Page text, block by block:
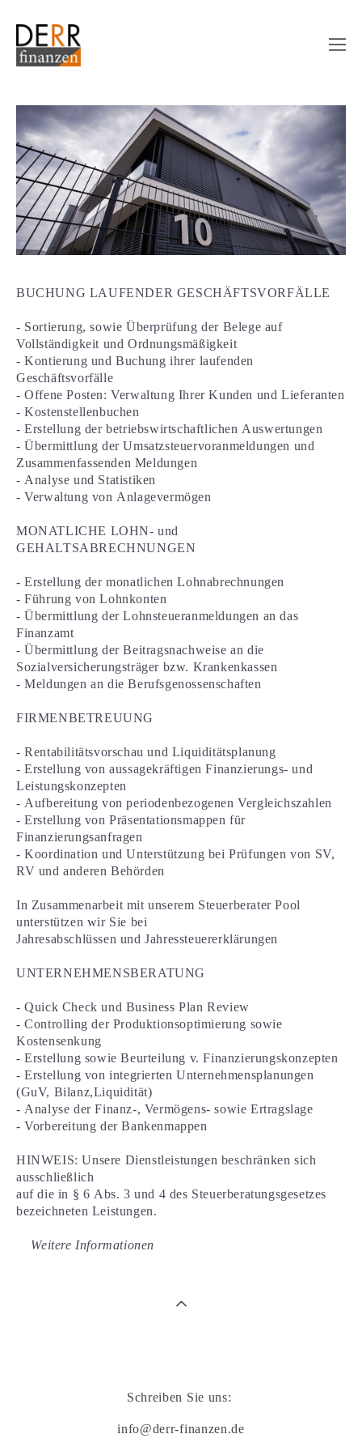
BUCHUNG LAUFENDER GESCHÄFTSVORFÄLLE
- Sortierung, sowie Überprüfung der Belege auf
Vollständigkeit und Ordnungsmäßigkeit
- Kontierung und Buchung ihrer laufenden
Geschäftsvorfälle
- Offene Posten: Verwaltung Ihrer Kunden und Lieferanten
- Kostenstellenbuchen
- Erstellung der betriebswirtschaftlichen Auswertungen
- Übermittlung der Umsatzsteuervoranmeldungen und
Zusammenfassenden Meldungen
- Analyse und Statistiken
- Verwaltung von Anlagevermögen
MONATLICHE LOHN- und
GEHALTSABRECHNUNGEN
- Erstellung der monatlichen Lohnabrechnungen
- Führung von Lohnkonten
- Übermittlung der Lohnsteueranmeldungen an das
Finanzamt
- Übermittlung der Beitragsnachweise an die
Sozialversicherungsträger bzw. Krankenkassen
- Meldungen an die Berufsgenossenschaften
FIRMENBETREUUNG
- Rentabilitätsvorschau und Liquiditätsplanung
- Erstellung von aussagekräftigen Finanzierungs- und
Leistungskonzepten
- Aufbereitung von periodenbezogenen Vergleichszahlen
- Erstellung von Präsentationsmappen für
Finanzierungsanfragen
- Koordination und Unterstützung bei Prüfungen von SV,
RV und anderen Behörden
In Zusammenarbeit mit unserem Steuerberater Pool
unterstützen wir Sie bei
Jahresabschlüssen und Jahressteuererklärungen
UNTERNEHMENSBERATUNG
- Quick Check und Business Plan Review
- Controlling der Produktionsoptimierung sowie
Kostensenkung
- Erstellung sowie Beurteilung v. Finanzierungskonzepten
- Erstellung von integrierten Unternehmensplanungen
(GuV, Bilanz,Liquidität)
- Analyse der Finanz-, Vermögens- sowie Ertragslage
- Vorbereitung der Bankenmappen
HINWEIS: Unsere Dienstleistungen beschränken sich
ausschließlich
auf die in § 6 Abs. 3 und 4 des Steuerberatungsgesetzes
bezeichneten Leistungen.
Weitere Informationen
Schreiben Sie uns:
info@derr‐finanzen.de